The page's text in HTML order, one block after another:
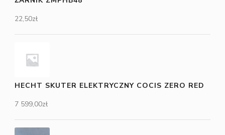
22,50zł
HECHT SKUTER ELEKTRYCZNY COCIS ZERO RED
7 599,00zł